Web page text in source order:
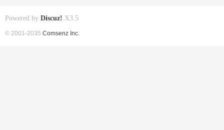
Powered by Discuz! X3.5
© 2001-2035 Comsenz Inc.